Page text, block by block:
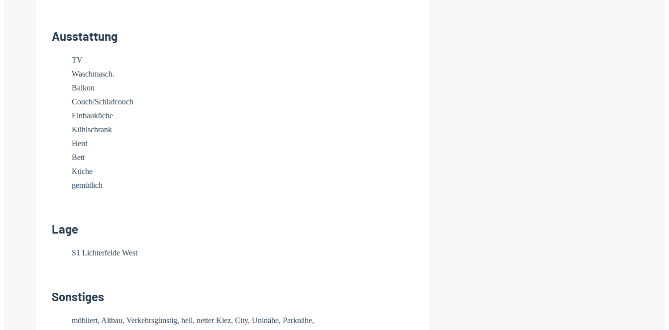
Ausstattung
TV
Waschmasch.
Balkon
Couch/Schlafcouch
Einbauküche
Kühlschrank
Herd
Bett
Küche
gemütlich
Lage
S1 Lichterfelde West
Sonstiges
möbliert, Altbau, Verkehrsgünstig, hell, netter Kiez, City, Uninähe, Parknähe,